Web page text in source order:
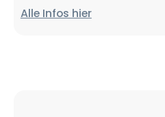
Alle Infos hier